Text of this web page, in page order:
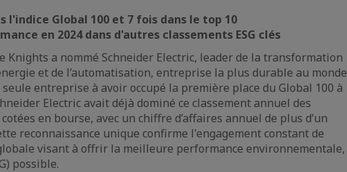
l'indice Global 100 et 7 fois dans le top 10
en 2024 dans d'autres classements ESG clés
Knights a nommé Schneider Electric, leader de la transformation
et de l’automatisation, entreprise la plus durable au monde
entreprise à avoir occupé la première place du Global 100 à
Electric avait déjà dominé ce classement annuel des
en bourse, avec un chiffre d’affaires annuel de plus d’un
reconnaissance unique confirme l'engagement constant de
visant à offrir la meilleure performance environnementale,
possible.